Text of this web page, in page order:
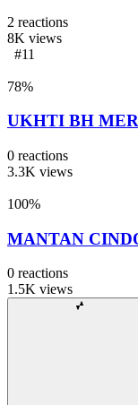
2 reactions
8K views
#11
78%
UKHTI BH
0 reactions
3.3K views
100%
MANTAN
0 reactions
1.5K views